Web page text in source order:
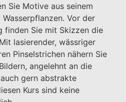
Sie Motive aus seinem
Vor der
finden Sie mit Skizzen die
lasierender, wässriger
Pinselstrichen nähern Sie
angelehnt an die
gern abstrakte
Kurs sind keine